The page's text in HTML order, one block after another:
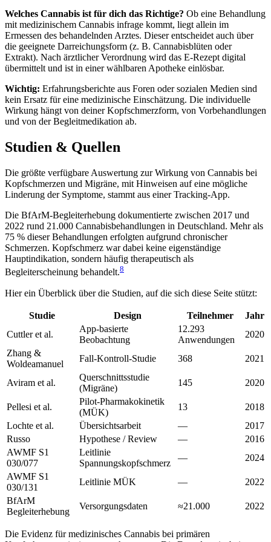
Welches Cannabis ist für dich das Richtige? Ob eine Behandlung
mit medizinischem Cannabis infrage kommt, liegt allein im
Ermessen des behandelnden Arztes. Dieser entscheidet auch über
die geeignete Darreichungsform (z. B. Cannabisblüten oder
Extrakt). Nach ärztlicher Verordnung wird das E-Rezept digital
übermittelt und ist in einer wählbaren Apotheke einlösbar.
Wichtig: Erfahrungsberichte aus Foren oder sozialen Medien sind
kein Ersatz für eine medizinische Einschätzung. Die individuelle
Wirkung hängt von deiner Kopfschmerzform, von Vorbehandlungen
und von der Begleitmedikation ab.
Studien & Quellen
Die größte verfügbare Auswertung zur Wirkung von Cannabis bei
Kopfschmerzen und Migräne, mit Hinweisen auf eine mögliche
Linderung der Symptome, stammt aus einer Tracking-App.
Die BfArM-Begleiterhebung dokumentierte zwischen 2017 und
2022 rund 21.000 Cannabisbehandlungen in Deutschland. Mehr als
75 % dieser Behandlungen erfolgten aufgrund chronischer
Schmerzen. Kopfschmerz war dabei keine eigenständige
Hauptindikation, sondern häufig therapeutisch als
Begleiterscheinung behandelt.8
Hier ein Überblick über die Studien, auf die sich diese Seite stützt:
Studie Design Teilnehmer
Jahr
Cuttler et al.
App-basierte
Beobachtung
12.293
Anwendungen
2020
Zhang &
Woldeamanuel
Fall-Kontroll-Studie 368 2021
Aviram et al.
Querschnittsstudie
(Migräne)
145 2020
Pellesi et al.
Pilot-Pharmakokinetik
(MÜK)
13
2018
Lochte et al.
Übersichtsarbeit —
2017
Russo
Hypothese / Review —
2016
AWMF S1
030/077
Leitlinie
Spannungskopfschmerz
—
2024
AWMF S1
030/131
Leitlinie MÜK —
2022
BfArM
Begleiterhebung
Versorgungsdaten ≈21.000 2022
Die Evidenz für medizinisches Cannabis bei primären